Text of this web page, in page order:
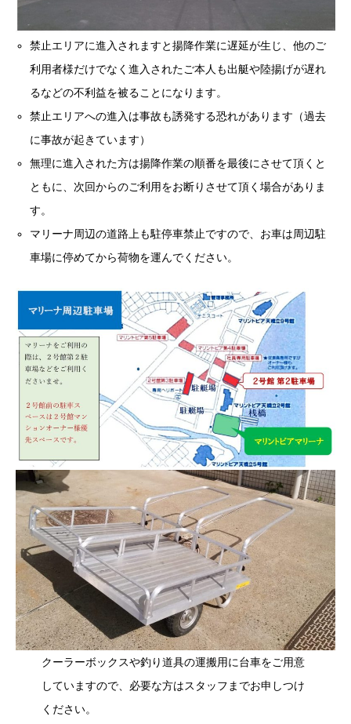
禁止エリアに進入されますと揚降作業に遅延が生じ、他のご
利用者様だけでなく進入されたご本人も出艇や陸揚げが遅れ
るなどの不利益を被ることになります。
禁止エリアへの進入は事故も誘発する恐れがあります（過去
に事故が起きています）
無理に進入された方は揚降作業の順番を最後にさせて頂くと
ともに、次回からのご利用をお断りさせて頂く場合がありま
す。
マリーナ周辺の道路上も駐停車禁止ですので、お車は周辺駐
車場に停めてから荷物を運んでください。
クーラーボックスや釣り道具の運搬用に台車をご用意
していますので、必要な方はスタッフまでお申しつけ
ください。